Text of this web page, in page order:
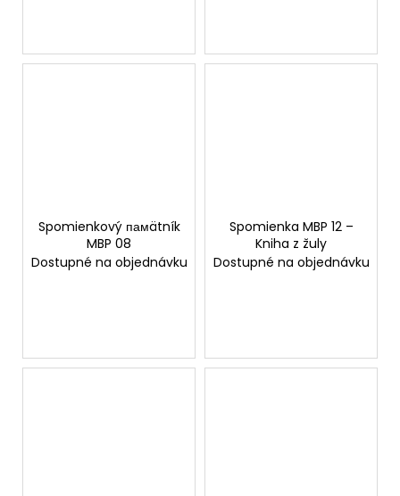
Spomienkový памätník
MBP 08
Dostupné na objednávku
Spomienka MBP 12 –
Kniha z žuly
Dostupné na objednávku